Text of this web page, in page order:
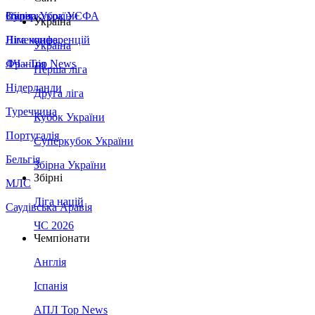
Збірна України
Італія
Німеччина
Франція
Нідерланди
Туреччина
Португалія
Бельгія
МЛС
Саудівська Аравія
Суперкубок УЄФА
Ліга конференцій
ЛЧ - Top News
Україна
Україна
Перша ліга
Друга ліга
Кубок України
Суперкубок України
Збірна України
Збірні
Ліга націй
ЧС 2026
Чемпіонати
Англія
Іспанія
АПЛ Top News